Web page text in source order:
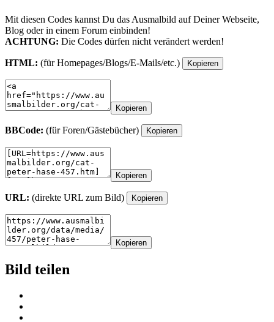
Mit diesen Codes kannst Du das Ausmalbild auf Deiner Webseite,
Blog oder in einem Forum einbinden!
ACHTUNG: Die Codes dürfen nicht verändert werden!
HTML: (für Homepages/Blogs/E-Mails/etc.) Kopieren
Kopieren
BBCode: (für Foren/Gästebücher) Kopieren
Kopieren
URL: (direkte URL zum Bild) Kopieren
Kopieren
Bild teilen